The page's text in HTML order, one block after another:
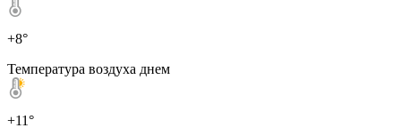
+8°
Температура воздуха днем
+11°